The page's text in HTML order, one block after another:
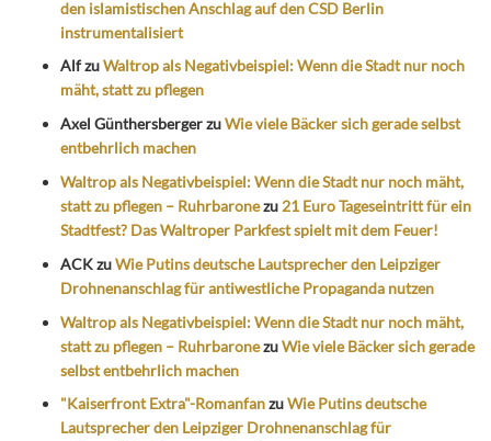
den islamistischen Anschlag auf den CSD Berlin
instrumentalisiert
AlfzuWaltrop als Negativbeispiel: Wenn die Stadt nur noch
mäht, statt zu pflegen
Axel GünthersbergerzuWie viele Bäcker sich gerade selbst
entbehrlich machen
Waltrop als Negativbeispiel: Wenn die Stadt nur noch mäht,
statt zu pflegen – Ruhrbaronezu 21 Euro Tageseintritt für ein
Stadtfest? Das Waltroper Parkfest spielt mit dem Feuer!
ACKzuWie Putins deutsche Lautsprecher den Leipziger
Drohnenanschlag für antiwestliche Propaganda nutzen
Waltrop als Negativbeispiel: Wenn die Stadt nur noch mäht,
statt zu pflegen – RuhrbaronezuWie viele Bäcker sich gerade
selbst entbehrlich machen
"Kaiserfront Extra"-RomanfanzuWie Putins deutsche
Lautsprecher den Leipziger Drohnenanschlag für